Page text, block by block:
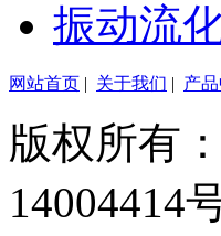
振动流
网站首页 | 关于我们 | 产
版权所有
14004414